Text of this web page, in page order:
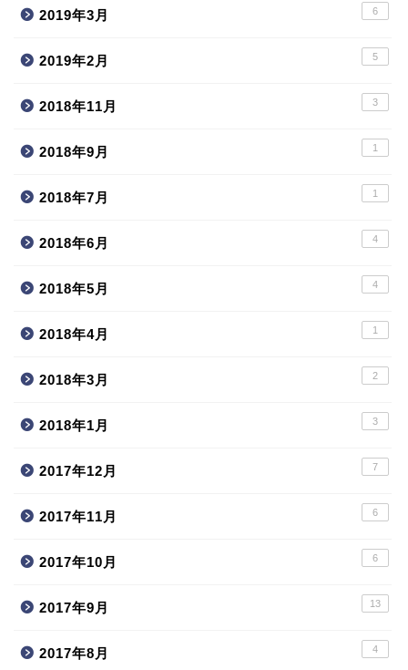
2019年3月 6
2019年2月 5
2018年11月 3
2018年9月 1
2018年7月 1
2018年6月 4
2018年5月 4
2018年4月 1
2018年3月 2
2018年1月 3
2017年12月 7
2017年11月 6
2017年10月 6
2017年9月 13
2017年8月 4